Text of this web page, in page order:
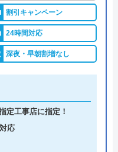
かりました。ト
って下さって助
。見積もりは無料で
みてください。
見る
106
on
割引キャンペーン
24時間対応
深夜・早朝割増なし
定工事店に指定！
応